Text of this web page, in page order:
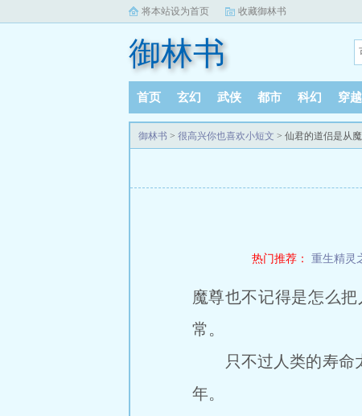
将本站设为首页 收藏御林书
御林书
首页 玄幻 武侠 都市 科幻 穿越
御林书 > 很高兴你也喜欢小短文 > 仙君的道侣是从
热门推荐： 重生精灵
魔尊也不记得是怎么
常。
只不过人类的寿命太
年。